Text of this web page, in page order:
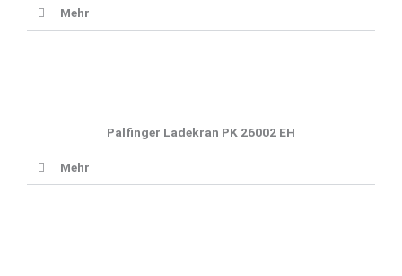
Mehr
Palfinger Ladekran PK 26002 EH
Mehr